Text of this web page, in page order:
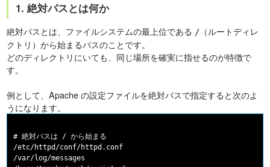
1. 絶対パスとは何か
絶対パスとは、ファイルシステムの最上位である / （ルートディレ
クトリ）から始まるパスのことです。
どのディレクトリにいても、同じ場所を確実に指せるのが特徴で
す。
例として、Apache の設定ファイルを絶対パスで指定すると次のよ
うになります。
# 絶対パスは / から始まる
/etc/httpd/conf/httpd.conf
/var/log/messages